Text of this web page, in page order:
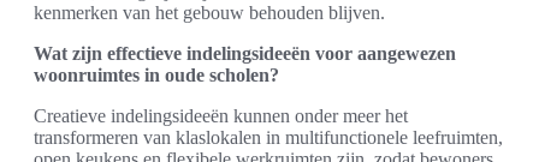
kenmerken van het gebouw behouden blijven.
Wat zijn effectieve indelingsideeën voor aangewezen
woonruimtes in oude scholen?
Creatieve indelingsideeën kunnen onder meer het
transformeren van klaslokalen in multifunctionele leefruimten,